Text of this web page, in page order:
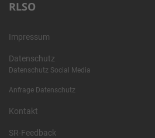
RLSO
Impressum
Datenschutz
Datenschutz Social Media
Anfrage Datenschutz
Kontakt
SR-Feedback